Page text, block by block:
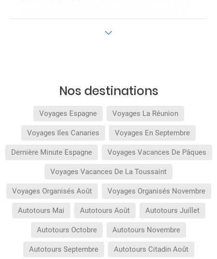
processus d'achat et au moment de confirmer la
limitées à certaines dates. Avant de confirmer la
réservation, vous pouvez visualiser tous les
Nos destinations
Voyages Espagne Voyages La Réunion
Voyages Iles Canaries Voyages En Septembre
Dernière Minute Espagne Voyages Vacances De Pâques
Voyages Vacances De La Toussaint
Voyages Organisés Août Voyages Organisés Novembre
Autotours Mai Autotours Août Autotours Juillet
Autotours Octobre Autotours Novembre
Autotours Septembre Autotours Citadin Août